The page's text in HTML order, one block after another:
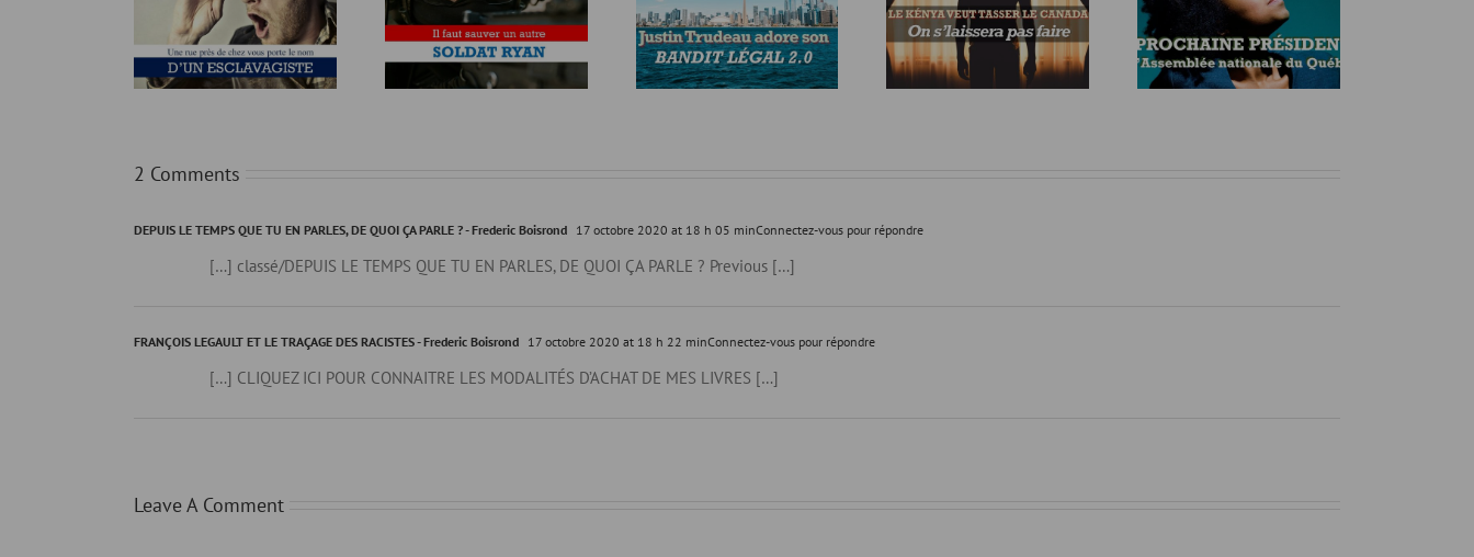
IL FAUT SAUVER UN
AUTRE SOLDAT RYAN
LE CANADA ADORE SON
BANDIT LÉGAL 2.0
LE KENYA VEUT TASSER
LE CANADA, ON
S’LAISSERA PAS FAIRE
LA PROCHAINE
PRÉSIDENTE DE
L’ASSEMBLÉE NATIONALE
DU QUÉBEC
2 Comments
DEPUIS LE TEMPS QUE TU EN PARLES, DE QUOI ÇA PARLE ? - Frederic Boisrond 17 octobre 2020 at 18 h 05 minConnectez-vous pour répondre
[…] classé/DEPUIS LE TEMPS QUE TU EN PARLES, DE QUOI ÇA PARLE ? Previous […]
FRANÇOIS LEGAULT ET LE TRAÇAGE DES RACISTES - Frederic Boisrond 17 octobre 2020 at 18 h 22 minConnectez-vous pour répondre
[…] CLIQUEZ ICI POUR CONNAITRE LES MODALITÉS D’ACHAT DE MES LIVRES […]
Leave A Comment